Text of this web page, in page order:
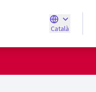
Català
Triar la